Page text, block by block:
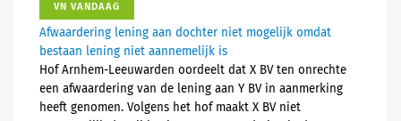
VN VANDAAG
Afwaardering lening aan dochter niet mogelijk omdat
bestaan lening niet aannemelijk is
Hof Arnhem-Leeuwarden oordeelt dat X BV ten onrechte
een afwaardering van de lening aan Y BV in aanmerking
heeft genomen. Volgens het hof maakt X BV niet